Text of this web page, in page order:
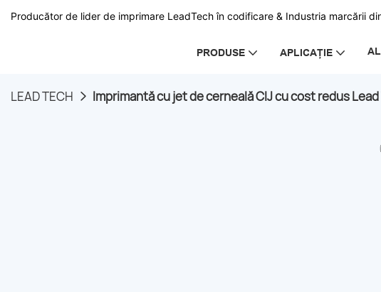
Producător de lider de imprimare LeadTech în codificare & Industria marcării
PRODUSE APLICAȚIE
LEAD TECH Imprimantă cu jet de cerneală CIJ cu cost redus